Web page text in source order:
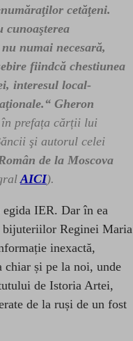
cetăţeni.
numai necesară,
fiindcă chestiunea
interesul local-
Gheron
prefața cărții lui
şi autorul celei
de la Moscova
AICI).
IER. Dar în ea
bijuteriilor Reginei Maria
inexactă,
chiar și pe la noi, unde
de Istoria Artei,
de la ruși de un fost